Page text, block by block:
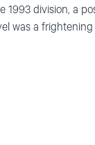
1993 division, a
was a